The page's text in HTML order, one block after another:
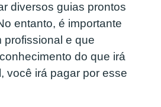
diversos guias prontos
entanto, é importante
profissional e que
do que irá
você irá pagar por esse